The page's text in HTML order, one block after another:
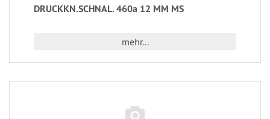
DRUCKKN.SCHNAL. 460a 12 MM MS
mehr...